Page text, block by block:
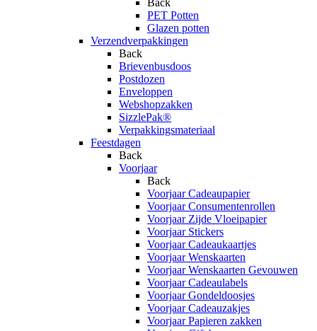
Back
PET Potten
Glazen potten
Verzendverpakkingen
Back
Brievenbusdoos
Postdozen
Enveloppen
Webshopzakken
SizzlePak®
Verpakkingsmateriaal
Feestdagen
Back
Voorjaar
Back
Voorjaar Cadeaupapier
Voorjaar Consumentenrollen
Voorjaar Zijde Vloeipapier
Voorjaar Stickers
Voorjaar Cadeaukaartjes
Voorjaar Wenskaarten
Voorjaar Wenskaarten Gevouwen
Voorjaar Cadeaulabels
Voorjaar Gondeldoosjes
Voorjaar Cadeauzakjes
Voorjaar Papieren zakken